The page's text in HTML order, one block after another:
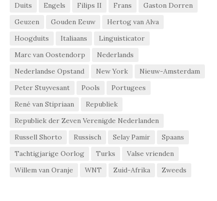
Duits
Engels Filips II Frans
Gaston Dorren
Geuzen
Gouden Eeuw
Hertog van Alva
Hoogduits
Italiaans
Linguisticator
Marc van Oostendorp
Nederlands
Nederlandse Opstand
New York
Nieuw-Amsterdam
Peter Stuyvesant
Pools
Portugees
René van Stipriaan
Republiek
Republiek der Zeven Verenigde Nederlanden
Russell Shorto
Russisch Selay Pamir
Spaans
Tachtigjarige Oorlog
Turks
Valse vrienden
Willem van Oranje
WNT Zuid-Afrika Zweeds